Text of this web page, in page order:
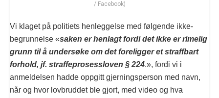
/ Facebook)
Vi klaget på politiets henleggelse med følgende ikke-
begrunnelse «saken er henlagt fordi det ikke er rimelig
grunn til å undersøke om det foreligger et straffbart
forhold, jf. straffeprosessloven§ 224.», fordi vi i
anmeldelsen hadde oppgitt gjerningsperson med navn,
når og hvor lovbruddet ble gjort, med video og hva